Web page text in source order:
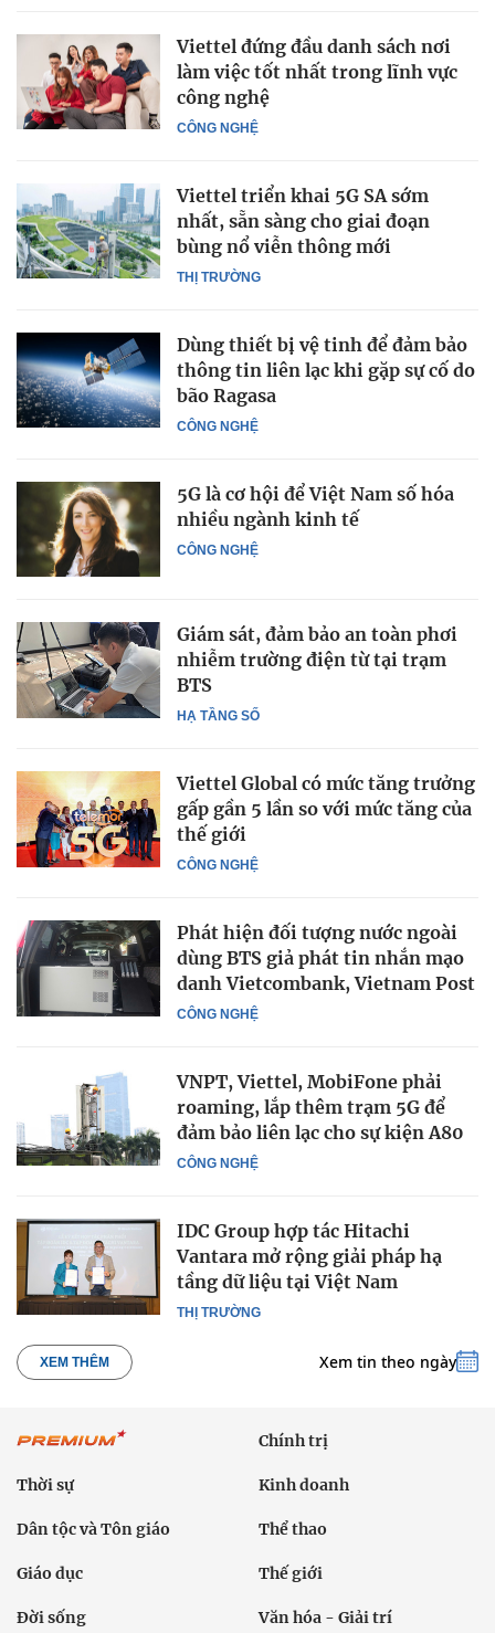
CÔNG NGHỆ
Viettel đứng đầu danh sách nơi
làm việc tốt nhất trong lĩnh vực
công nghệ
THỊ TRƯỜNG
Viettel triển khai 5G SA sớm
nhất, sẵn sàng cho giai đoạn
bùng nổ viễn thông mới
CÔNG NGHỆ
Dùng thiết bị vệ tinh để đảm bảo
thông tin liên lạc khi gặp sự cố do
bão Ragasa
CÔNG NGHỆ
5G là cơ hội để Việt Nam số hóa
nhiều ngành kinh tế
HẠ TẦNG SỐ
Giám sát, đảm bảo an toàn phơi
nhiễm trường điện từ tại trạm
BTS
CÔNG NGHỆ
Viettel Global có mức tăng trưởng
gấp gần 5 lần so với mức tăng của
thế giới
CÔNG NGHỆ
Phát hiện đối tượng nước ngoài
dùng BTS giả phát tin nhắn mạo
danh Vietcombank, Vietnam Post
CÔNG NGHỆ
VNPT, Viettel, MobiFone phải
roaming, lắp thêm trạm 5G để
đảm bảo liên lạc cho sự kiện A80
THỊ TRƯỜNG
IDC Group hợp tác Hitachi
Vantara mở rộng giải pháp hạ
tầng dữ liệu tại Việt Nam
XEM THÊM Xem tin theo ngày
Chính trị
Thời sự Kinh doanh
Dân tộc và Tôn giáo Thể thao
Giáo dục Thế giới
Đời sống Văn hóa - Giải trí